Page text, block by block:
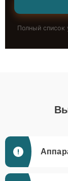
Полный список